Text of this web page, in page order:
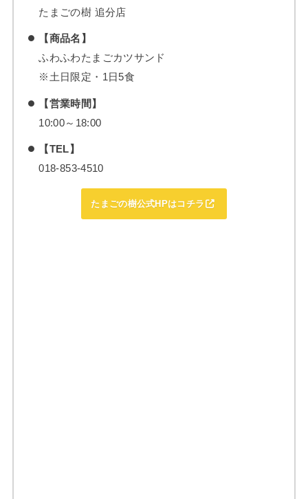
たまごの樹 追分店
【商品名】
ふわふわたまごカツサンド
※土日限定・1日5食
【営業時間】
10:00～18:00
【TEL】
018-853-4510
たまごの樹公式HPはコチラ